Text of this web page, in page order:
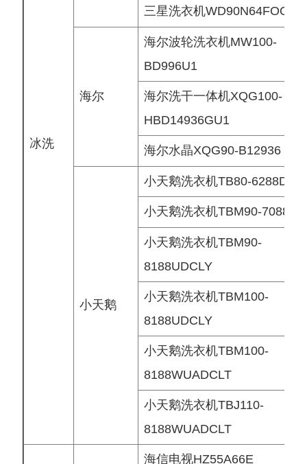
冰洗
三星洗衣机WD90N64FOOX/
海尔
海尔波轮洗衣机MW100-
BD996U1
海尔洗干一体机XQG100-
HBD14936GU1
海尔水晶XQG90-B12936
小天鹅
小天鹅洗衣机TB80-
小天鹅洗衣机TBM90-
小天鹅洗衣机TBM90-
8188UDCLY
小天鹅洗衣机TBM100-
8188UDCLY
小天鹅洗衣机TBM100-
8188WUADCLT
小天鹅洗衣机TBJ110-
8188WUADCLT
海信电视HZ55A66E